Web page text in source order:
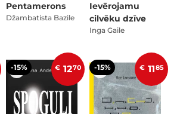
Pentamerons
Džambatista Bazile
Ievērojamu
cilvēku dzīve
Inga Gaile
-15% € 1270 -15% € 1185